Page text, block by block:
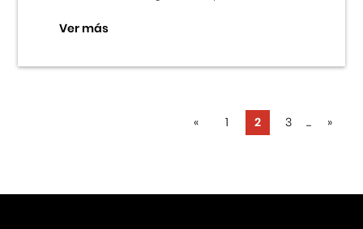
Ver más
« 1 2 3 ... »